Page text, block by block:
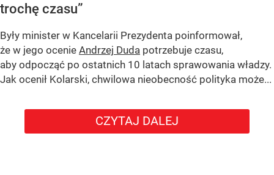
trochę czasu”
Były minister w Kancelarii Prezydenta poinformował,
że w jego ocenie Andrzej Duda potrzebuje czasu,
aby odpocząć po ostatnich 10 latach sprawowania władzy.
Jak ocenił Kolarski, chwilowa nieobecność polityka może...
CZYTAJ DALEJ